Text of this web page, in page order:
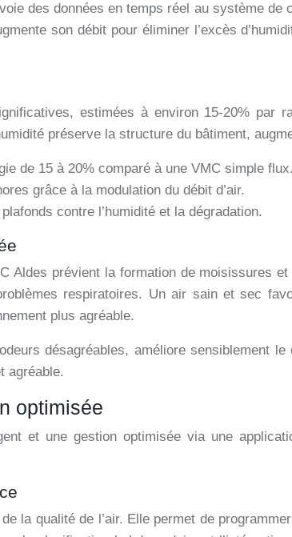
des données en temps réel au système
son débit pour éliminer l’excès
estimées à environ 15-20%
préserve la structure du bâtiment,
de 15 à 20% comparé à une VMC simple flux.
grâce à la modulation du débit d’air.
contre l’humidité et la dégradation.
Aldes prévient la formation de moisissures
respiratoires. Un air sain et sec
plus agréable.
désagréables, améliore sensiblement
agréable.
optimisée
et une gestion optimisée via une
la qualité de l’air. Elle permet de